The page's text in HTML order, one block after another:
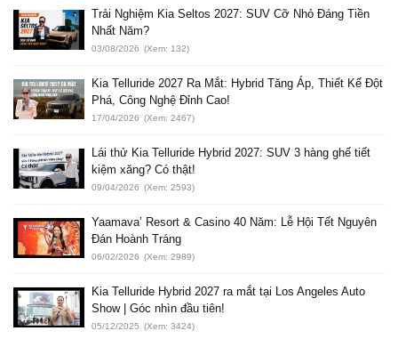
Trải Nghiệm Kia Seltos 2027: SUV Cỡ Nhỏ Đáng Tiền
Nhất Năm?
03/08/2026 (Xem: 132)
Kia Telluride 2027 Ra Mắt: Hybrid Tăng Áp, Thiết Kế Đột
Phá, Công Nghệ Đỉnh Cao!
17/04/2026 (Xem: 2467)
Lái thử Kia Telluride Hybrid 2027: SUV 3 hàng ghế tiết
kiệm xăng? Có thật!
09/04/2026 (Xem: 2593)
Yaamava’ Resort & Casino 40 Năm: Lễ Hội Tết Nguyên
Đán Hoành Tráng
06/02/2026 (Xem: 2989)
Kia Telluride Hybrid 2027 ra mắt tại Los Angeles Auto
Show | Góc nhìn đầu tiên!
05/12/2025 (Xem: 3424)